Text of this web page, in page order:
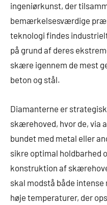
ingeniørkunst, der
bemærkelsesværdige
teknologi findes
på grund af deres
skære igennem de mest
beton og stål.
Diamanterne er
skærehoved, hvor de, via
bundet med metal eller
sikre optimal holdbarhed
konstruktion af
skal modstå både
høje temperaturer, der